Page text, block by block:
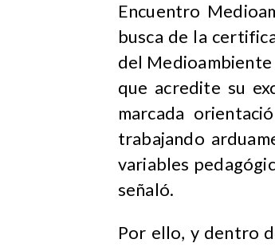
Encuentro
busca de la
del
que acredite su
marcada
trabajando
variables
señaló.
Por ello, y dentro